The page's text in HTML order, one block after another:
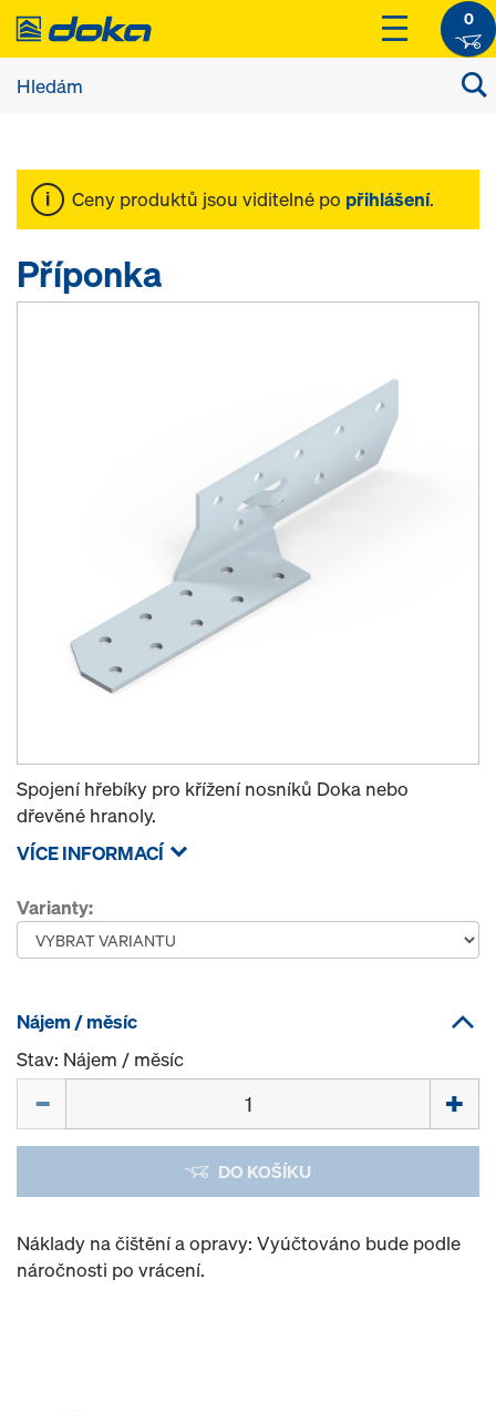
0
Ceny produktů jsou viditelné po přihlášení.
Příponka
Spojení hřebíky pro křížení nosníků Doka nebo
dřevěné hranoly.
VÍCE INFORMACÍ
Varianty:
Nájem / měsíc
Stav: Nájem / měsíc
DO KOŠÍKU
Náklady na čištění a opravy: Vyúčtováno bude podle
náročnosti po vrácení.